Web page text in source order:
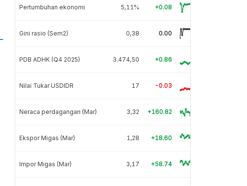
Pertumbuhan ekonomi 5,11% +0.08
Gini rasio (Sem2) 0,38 0.00
PDB ADHK (Q4 2025) 3.474,50 +0.86
Nilai Tukar USDIDR 17 -0.03
Neraca perdagangan (Mar) 3,32 +160.82
Ekspor Migas (Mar) 1,28 +18.60
Impor Migas (Mar) 3,17 +58.74